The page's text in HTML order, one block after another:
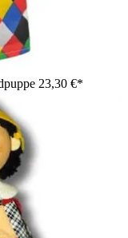
23,30 €*